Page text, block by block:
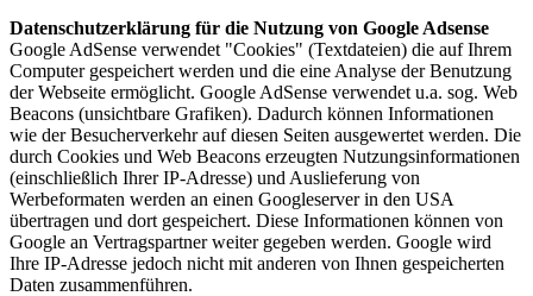
Datenschutzerklärung für die Nutzung von Google Adsense
Google AdSense verwendet "Cookies" (Textdateien) die auf Ihrem
Computer gespeichert werden und die eine Analyse der Benutzung
der Webseite ermöglicht. Google AdSense verwendet u.a. sog. Web
Beacons (unsichtbare Grafiken). Dadurch können Informationen
wie der Besucherverkehr auf diesen Seiten ausgewertet werden. Die
durch Cookies und Web Beacons erzeugten Nutzungsinformationen
(einschließlich Ihrer IP-Adresse) und Auslieferung von
Werbeformaten werden an einen Googleserver in den USA
übertragen und dort gespeichert. Diese Informationen können von
Google an Vertragspartner weiter gegeben werden. Google wird
Ihre IP-Adresse jedoch nicht mit anderen von Ihnen gespeicherten
Daten zusammenführen.